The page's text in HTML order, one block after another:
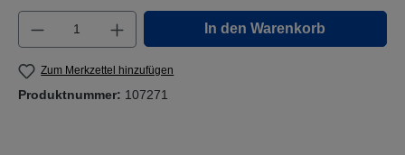
Produkt Anzahl: Gib den gewünschten
In den Warenkorb
Zum Merkzettel hinzufügen
Produktnummer: 107271